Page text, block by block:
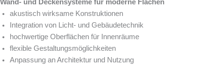
Wand- und Deckensysteme für moderne Flächen
akustisch wirksame Konstruktionen
Integration von Licht- und Gebäudetechnik
hochwertige Oberflächen für Innenräume
flexible Gestaltungsmöglichkeiten
Anpassung an Architektur und Nutzung